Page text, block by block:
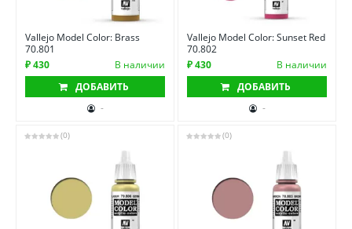
Vallejo Model Color: Brass
70.801
₽ 430
В наличии
ДОБАВИТЬ
-
Vallejo Model Color: Sunset Red
70.802
₽ 430
В наличии
ДОБАВИТЬ
-
(0) (0)